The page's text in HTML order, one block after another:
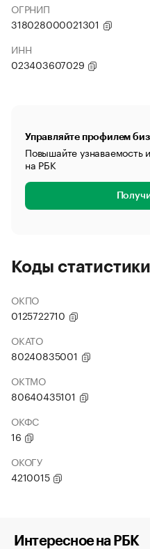
ОГРНИП
318028000021301
ИНН
023403607029
Управляйте профилем
Повышайте узнаваемость
на РБК
Коды статистики
ОКПО
0125722710
ОКАТО
80240835001
ОКТМО
80640435101
ОКФС
16
ОКОГУ
4210015
Интересное на РБК